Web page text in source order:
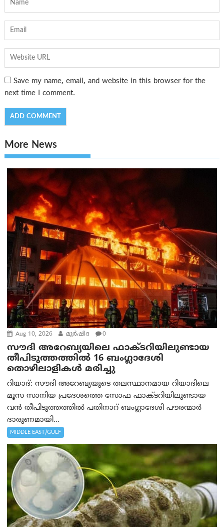
Save my name, email, and website in this browser for the
next time I comment.
More News
Aug 10, 2026 മുര്‍ഷിദ 0
സൗദി അറേബ്യയിലെ ഫാക്ടറിയിലുണ്ടായ
തീപിടുത്തത്തിൽ 16 ബംഗ്ലാദേശി
തൊഴിലാളികൾ മരിച്ചു
റിയാദ്: സൗദി അറേബ്യയുടെ തലസ്ഥാനമായ റിയാദിലെ
മൂസ സാനിയ പ്രദേശത്തെ സോഫ ഫാക്ടറിയിലുണ്ടായ
വൻ തീപിടുത്തത്തിൽ പതിനാറ് ബംഗ്ലാദേശി പൗരന്മാർ
ദാരുണമായി...
MIDDLE EAST/GULF